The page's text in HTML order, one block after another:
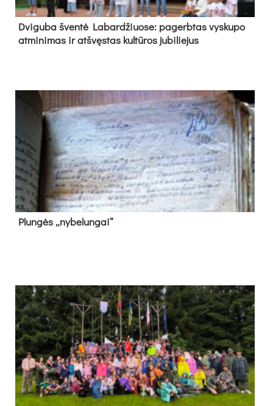
Dvi­gu­ba šven­tė La­bar­džiuo­se: pa­gerb­tas vys­ku­po
at­mi­ni­mas ir at­švęs­tas kul­tū­ros ju­bi­lie­jus
Plun­gės „ny­be­lun­gai“